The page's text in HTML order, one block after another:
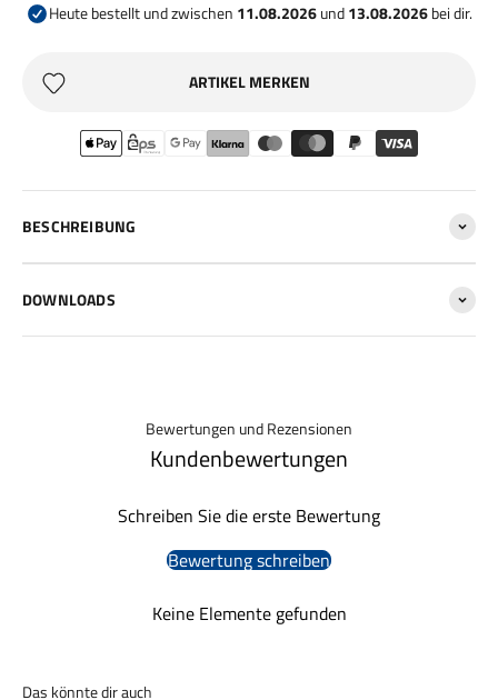
Heute bestellt und zwischen 11.08.2026und13.08.2026bei dir.
ARTIKEL MERKEN
BESCHREIBUNG
DOWNLOADS
Bewertungen und Rezensionen
Kundenbewertungen
Schreiben Sie die erste Bewertung
Bewertung schreiben
Keine Elemente gefunden